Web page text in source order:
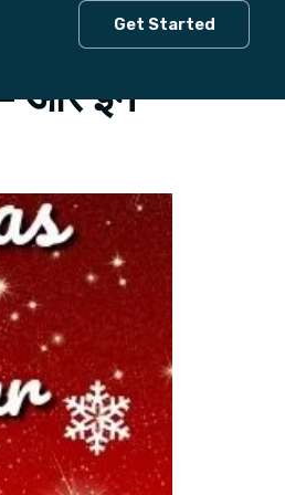
Get Started
और इन